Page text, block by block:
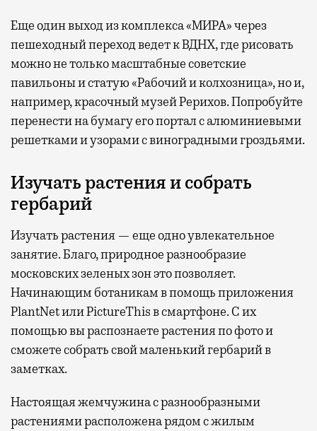
Еще один выход из комплекса «МИРА» через
пешеходный переход ведет к ВДНХ, где рисовать
можно не только масштабные советские
павильоны и статую «Рабочий и колхозница», но и,
например, красочный музей Рерихов. Попробуйте
перенести на бумагу его портал с алюминиевыми
решетками и узорами с виноградными гроздьями.
Изучать растения и собрать
гербарий
Изучать растения — еще одно увлекательное
занятие. Благо, природное разнообразие
московских зеленых зон это позволяет.
Начинающим ботаникам в помощь приложения
PlantNet или PictureThis в смартфоне. С их
помощью вы распознаете растения по фото и
сможете собрать свой маленький гербарий в
заметках.
Настоящая жемчужина с разнообразными
растениями расположена рядом с жилым